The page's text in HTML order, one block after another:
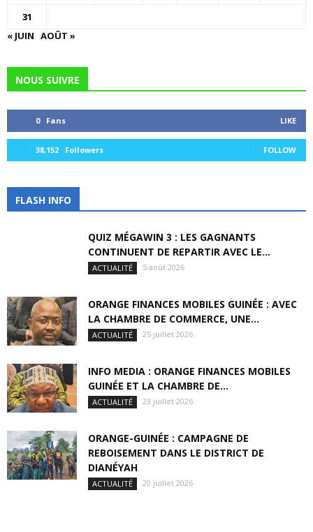
31
« JUIN AOÛT »
NOUS SUIVRE
0 Fans LIKE
38,152 Followers FOLLOW
FLASH INFO
QUIZ MÉGAWIN 3 : LES GAGNANTS
CONTINUENT DE REPARTIR AVEC LE...
ACTUALITÉ 5 août 2026
ORANGE FINANCES MOBILES GUINÉE : AVEC
LA CHAMBRE DE COMMERCE, UNE...
ACTUALITÉ 25 juillet 2026
INFO MEDIA : ORANGE FINANCES MOBILES
GUINÉE ET LA CHAMBRE DE...
ACTUALITÉ 23 juillet 2026
ORANGE-GUINÉE : CAMPAGNE DE
REBOISEMENT DANS LE DISTRICT DE
DIANÉYAH
ACTUALITÉ 20 juillet 2026